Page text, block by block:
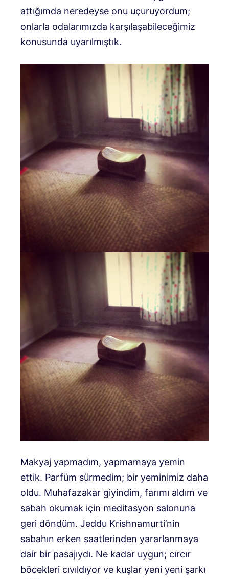
attığımda neredeyse onu uçuruyordum;
onlarla odalarımızda karşılaşabileceğimiz
konusunda uyarılmıştık.
Makyaj yapmadım, yapmamaya yemin
ettik. Parfüm sürmedim; bir yeminimiz daha
oldu. Muhafazakar giyindim, farımı aldım ve
sabah okumak için meditasyon salonuna
geri döndüm. Jeddu Krishnamurti’nin
sabahın erken saatlerinden yararlanmaya
dair bir pasajıydı. Ne kadar uygun; cırcır
böcekleri cıvıldıyor ve kuşlar yeni yeni şarkı